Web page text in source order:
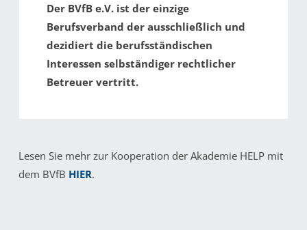
Der BVfB e.V. ist der einzige
Berufsverband der ausschließlich und
dezidiert die berufsständischen
Interessen selbständiger rechtlicher
Betreuer vertritt.
Lesen Sie mehr zur Kooperation der Akademie HELP mit
dem BVfB HIER.